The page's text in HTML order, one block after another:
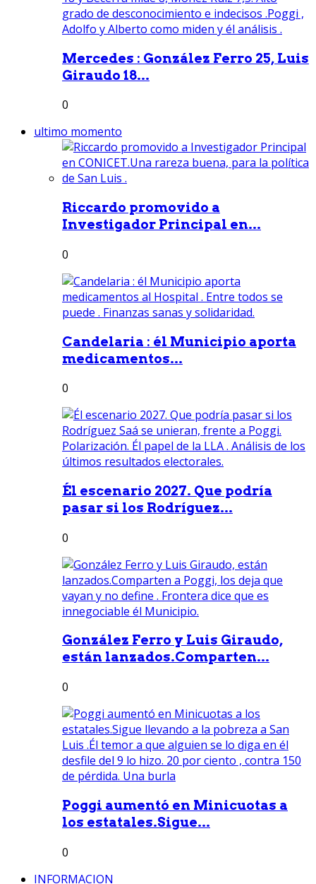
Mercedes : González Ferro 25, Luis
Giraudo 18...
0
ultimo momento
Riccardo promovido a
Investigador Principal en...
0
Candelaria : él Municipio aporta
medicamentos...
0
Él escenario 2027. Que podría
pasar si los Rodríguez...
0
González Ferro y Luis Giraudo,
están lanzados.Comparten...
0
Poggi aumentó en Minicuotas a
los estatales.Sigue...
0
INFORMACION